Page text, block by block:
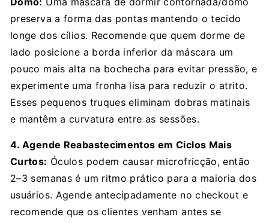
preserva a forma das pontas mantendo o tecido
longe dos cílios. Recomende que quem dorme de
lado posicione a borda inferior da máscara um
pouco mais alta na bochecha para evitar pressão, e
experimente uma fronha lisa para reduzir o atrito.
Esses pequenos truques eliminam dobras matinais
e mantêm a curvatura entre as sessões.
4. Agende Reabastecimentos em Ciclos Mais
Curtos: Óculos podem causar microfricção, então
2–3 semanas é um ritmo prático para a maioria dos
usuários. Agende antecipadamente no checkout e
recomende que os clientes venham antes se